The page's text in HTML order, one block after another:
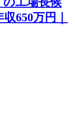
650万円｜